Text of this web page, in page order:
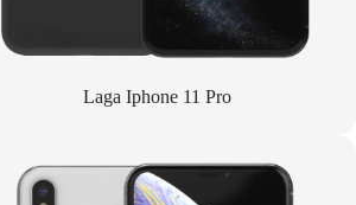
Laga Iphone 11 Pro